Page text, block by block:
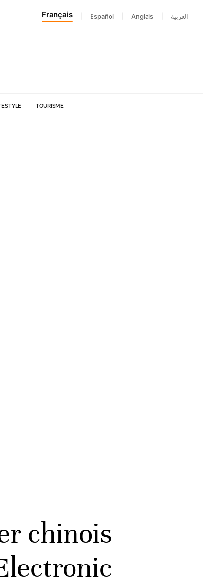
Français Español Anglais العربية
TOURISME
chinois